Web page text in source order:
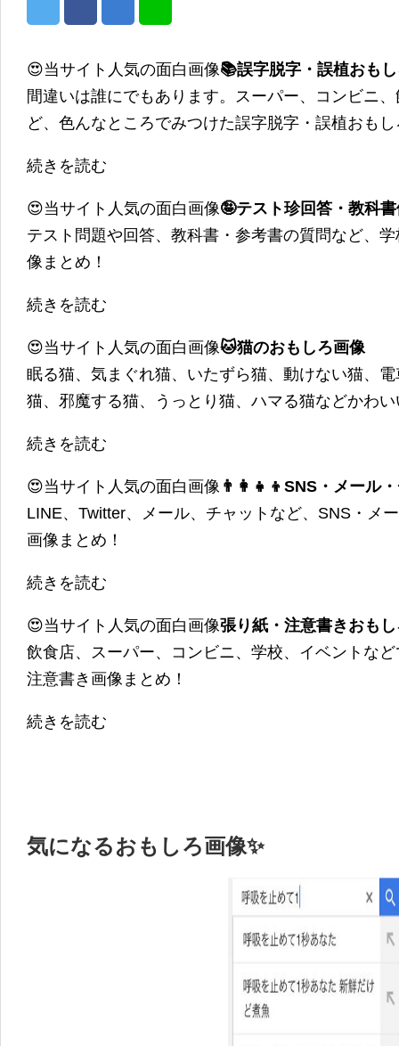
😍当サイト人気の面白画像📚誤字脱字・誤植おも
間違いは誰にでもあります。スーパー、コンビニ
ど、色んなところでみつけた誤字脱字・誤植おも
続きを読む
😍当サイト人気の面白画像🤪テスト珍回答・教科
テスト問題や回答、教科書・参考書の質問など、
像まとめ！
続きを読む
😍当サイト人気の面白画像🐱猫のおもしろ画像
眠る猫、気まぐれ猫、いたずら猫、動けない猫、
猫、邪魔する猫、うっとり猫、ハマる猫などかわ
続きを読む
😍当サイト人気の面白画像 👨‍👩‍👧‍👦SNS・メール
LINE、Twitter、メール、チャットなど、SNS・メ
画像まとめ！
続きを読む
😍当サイト人気の面白画像張り紙・注意書きおも
飲食店、スーパー、コンビニ、学校、イベントな
注意書き画像まとめ！
続きを読む
気になるおもしろ画像✨